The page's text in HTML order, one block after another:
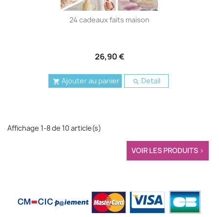
24 cadeaux faits maison
26,90 €
 Ajouter au panier  Detail
Affichage 1-8 de 10 article(s)
VOIR LES PRODUITS >